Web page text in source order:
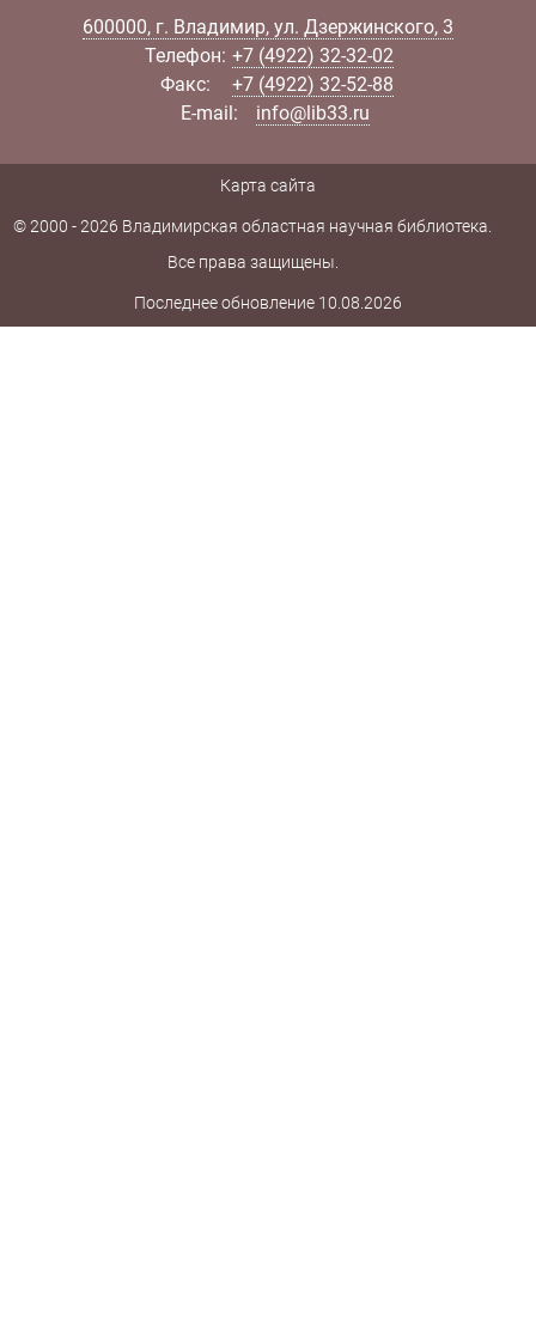
600000, г. Владимир, ул. Дзержинского, 3
Телефон: +7 (4922) 32-32-02
Факс:
+7 (4922) 32-52-88
E-mail:
info@lib33.ru
© 2000 - 2026 Владимирская областная научная библиотека.
Все права защищены.
Карта сайта
Последнее обновление 10.08.2026